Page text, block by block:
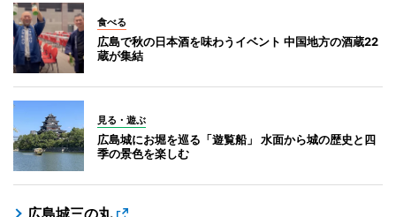
食べる
広島で秋の日本酒を味わうイベント 中国地方の酒蔵22
蔵が集結
見る・遊ぶ
広島城にお堀を巡る「遊覧船」 水面から城の歴史と四
季の景色を楽しむ